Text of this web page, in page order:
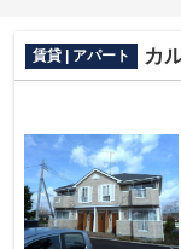
賃貸 | アパート カ